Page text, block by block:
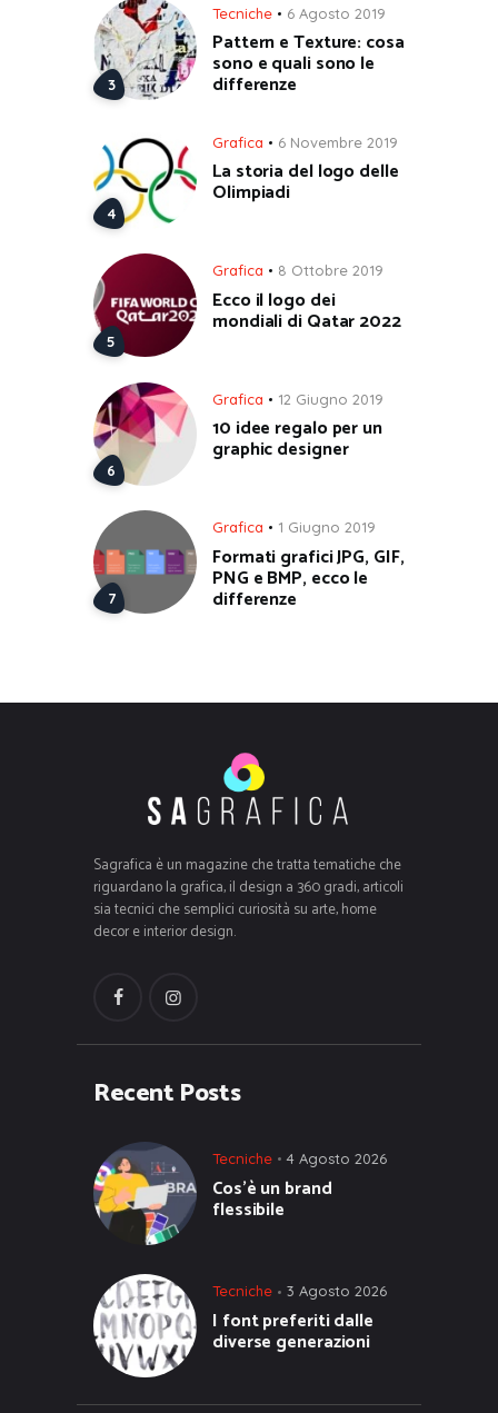
Tecniche 6 Agosto 2019
Pattern e Texture: cosa
sono e quali sono le
differenze
Grafica 6 Novembre 2019
La storia del logo delle
Olimpiadi
Grafica 8 Ottobre 2019
Ecco il logo dei
mondiali di Qatar 2022
Grafica 12 Giugno 2019
10 idee regalo per un
graphic designer
Grafica 1 Giugno 2019
Formati grafici JPG, GIF,
PNG e BMP, ecco le
differenze
Sagrafica è un magazine che tratta tematiche che
riguardano la grafica, il design a 360 gradi, articoli
sia tecnici che semplici curiosità su arte, home
decor e interior design.
Recent Posts
Tecniche 4 Agosto 2026
Cos’è un brand
flessibile
Tecniche 3 Agosto 2026
I font preferiti dalle
diverse generazioni